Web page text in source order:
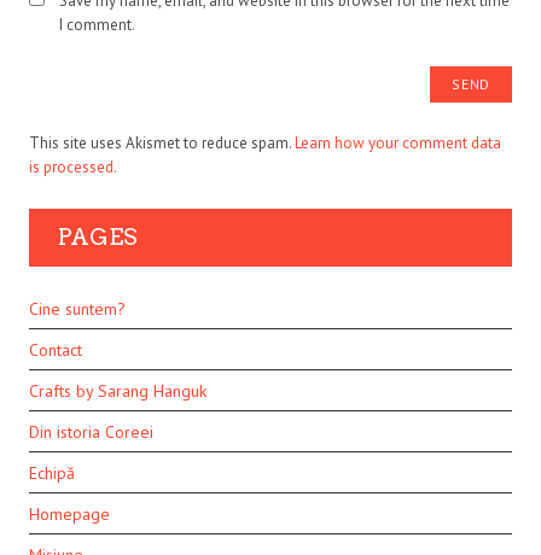
I comment.
This site uses Akismet to reduce spam.Learn how your comment data
is processed.
PAGES
Cine suntem?
Contact
Crafts by Sarang Hanguk
Din istoria Coreei
Echipă
Homepage